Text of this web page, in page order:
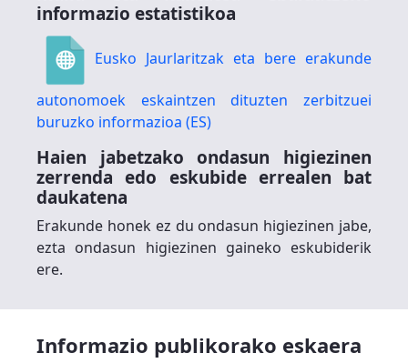
informazio estatistikoa
Eusko Jaurlaritzak eta bere erakunde
autonomoek eskaintzen dituzten zerbitzuei
buruzko informazioa (ES)
Haien jabetzako ondasun higiezinen
zerrenda edo eskubide errealen bat
daukatena
Erakunde honek ez du ondasun higiezinen jabe,
ezta ondasun higiezinen gaineko eskubiderik
ere.
Informazio publikorako eskaera